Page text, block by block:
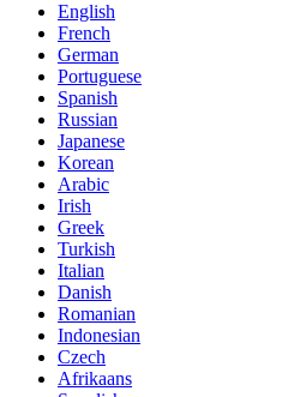
English
French
German
Portuguese
Spanish
Russian
Japanese
Korean
Arabic
Irish
Greek
Turkish
Italian
Danish
Romanian
Indonesian
Czech
Afrikaans